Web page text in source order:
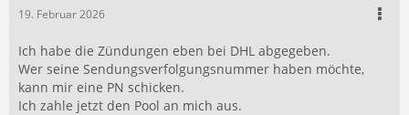
19. Februar 2026
Ich habe die Zündungen eben bei DHL abgegeben.
Wer seine Sendungsverfolgungsnummer haben möchte,
kann mir eine PN schicken.
Ich zahle jetzt den Pool an mich aus.